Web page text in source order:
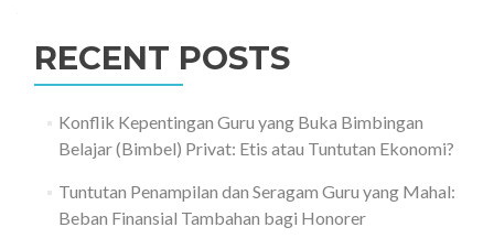
RECENT POSTS
Konflik Kepentingan Guru yang Buka Bimbingan
Belajar (Bimbel) Privat: Etis atau Tuntutan Ekonomi?
Tuntutan Penampilan dan Seragam Guru yang Mahal:
Beban Finansial Tambahan bagi Honorer